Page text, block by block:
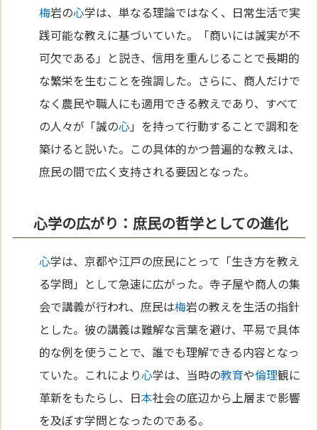
梅岩の心学は、単なる理論ではなく、日常生活で実
践可能な教えに基づいていた。「商いには誠実が不
可欠である」と説き、信用を重んじることで長期的
な繁栄を生むことを強調した。さらに、商人だけで
なく農民や職人にも適用できる教えであり、すべて
の人々が「誠の心」を持って行動することで調和を
築けると説いた。この具体的かつ普遍的な教えは、
庶民の間で広く支持される要因となった。
心学の広がり：庶民の哲学としての進化
心学は、京都や江戸の庶民にとって「生き方を教え
る学問」として急速に広がった。寺子屋や商人の集
会で講義が行われ、庶民は梅岩の教えを生活の指針
とした。彼の講義は難解な言葉を避け、平易で具体
的な例を使うことで、誰でも理解できる内容となっ
ていた。これにより心学は、当時の教育や倫理観に
革新をもたらし、日本社会の底辺から上層まで影響
を及ぼす学問となったのである。